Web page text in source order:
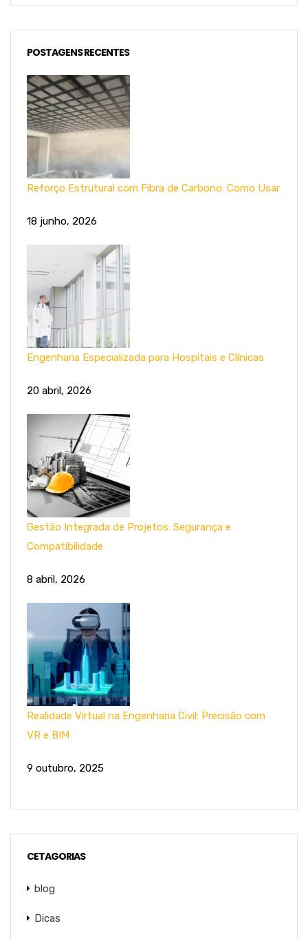
POSTAGENS RECENTES
Reforço Estrutural com Fibra de Carbono: Como Usar
18 junho, 2026
Engenharia Especializada para Hospitais e Clínicas
20 abril, 2026
Gestão Integrada de Projetos: Segurança e
Compatibilidade
8 abril, 2026
Realidade Virtual na Engenharia Civil: Precisão com
VR e BIM
9 outubro, 2025
CETAGORIAS
blog
Dicas